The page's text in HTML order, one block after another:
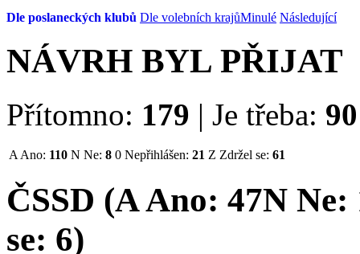
Dle poslaneckých klubů Dle volebních krajůMinulé Následující
NÁVRH BYL PŘIJAT
Přítomno: 179 | Je třeba: 90
A Ano: 110 N Ne: 8 0 Nepřihlášen: 21 Z Zdržel se: 61
ČSSD (AAno: 47N Ne:
se: 6)